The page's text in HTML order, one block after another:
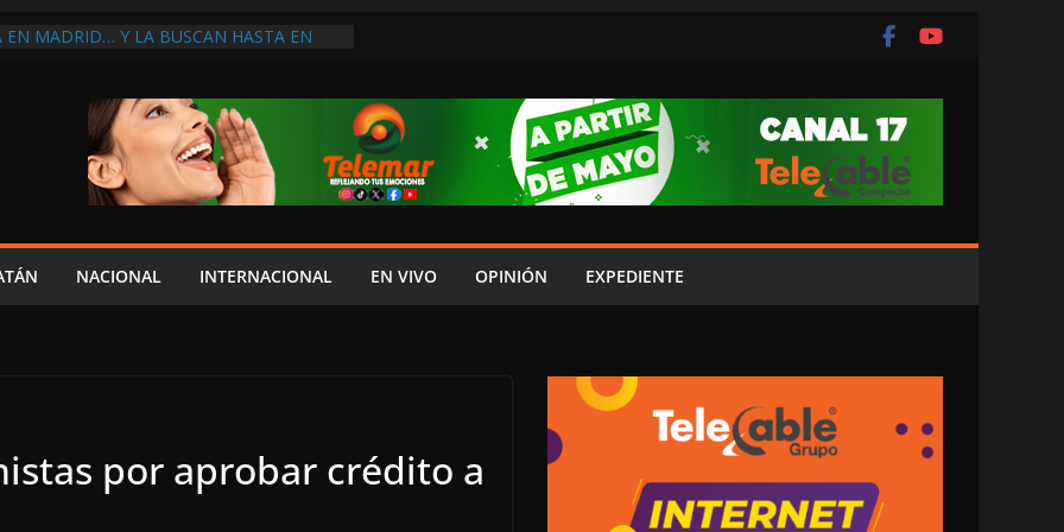
EN MADRID… Y LA BUSCAN HASTA EN
EN UNA DE LAS CADENAS DE ARTÍCULOS
DE EUROPA: MARCEL CARRILLO
SU PEOR MOMENTO: PAN; LA ECONOMÍA
CRECE LA INSEGURIDAD, NO HAY
CRÍTICOS SON CENSURADOS
EL TIEMPO”; INFRAESTRUCTURA
Y URGE MODERNIZARLA:
NACIONAL INTERNACIONAL EN VIVO OPINIÓN EXPEDIENTE
por aprobar crédito a